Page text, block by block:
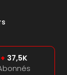
+ 37,5K